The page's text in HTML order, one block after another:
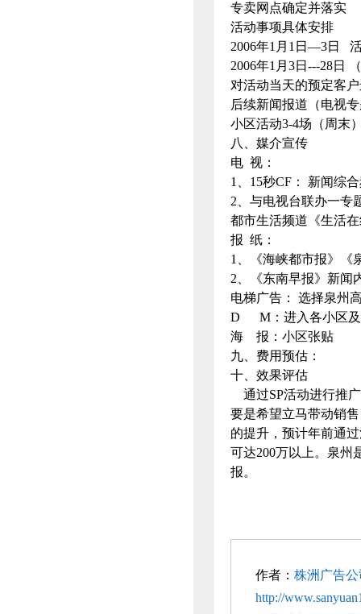
专卖网点确定并落实
活动事项具体安排
2006年1月1日—3日
2006年1月3日---28日
对活动当天的预定客
后续新闻报道（电视
小区活动3-4场（周末
八、媒介宣传
电 视：
1、15秒CF： 新闻综
2、与电视台联办一专
都市生活频道《生活
报 纸：
1、《海峡都市报》《
2、《东南早报》新闻
电梯广告： 选择泉州
D M：进入各小区及
海 报：小区张贴
九、费用预估：
十、效果评估
通过SP活动进行推
要是希望立马带动销
的提升，预计年前通
可达200万以上。泉州
报。
作者： 株洲广告公
http://